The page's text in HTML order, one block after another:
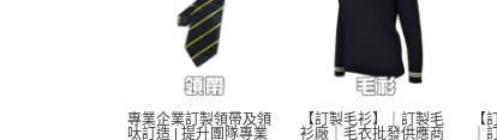
專業企業訂製領帶及領
呔訂造 | 提升團隊專業
【訂製毛衫】｜訂製毛
衫廠｜毛衣批發供應商
【
｜